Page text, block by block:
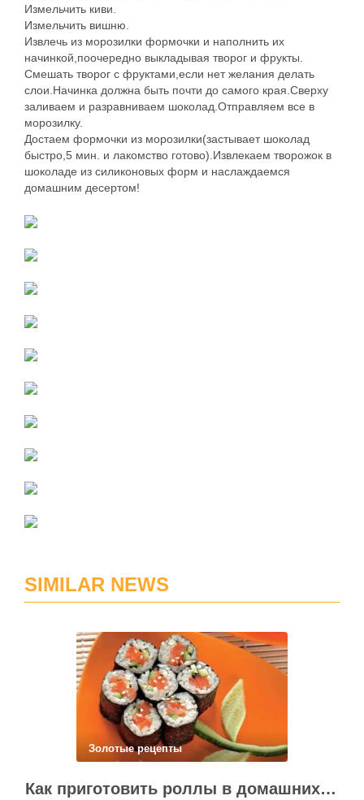
Измельчить киви.
Измельчить вишню.
Извлечь из морозилки формочки и наполнить их
начинкой,поочередно выкладывая творог и фрукты.
Смешать творог с фруктами,если нет желания делать
слои.Начинка должна быть почти до самого края.Сверху
заливаем и разравниваем шоколад.Отправляем все в
морозилку.
Достаем формочки из морозилки(застывает шоколад
быстро,5 мин. и лакомство готово).Извлекаем творожок в
шоколаде из силиконовых форм и наслаждаемся
домашним десертом!
SIMILAR NEWS
Золотые рецепты
Как приготовить роллы в домашних условиях?